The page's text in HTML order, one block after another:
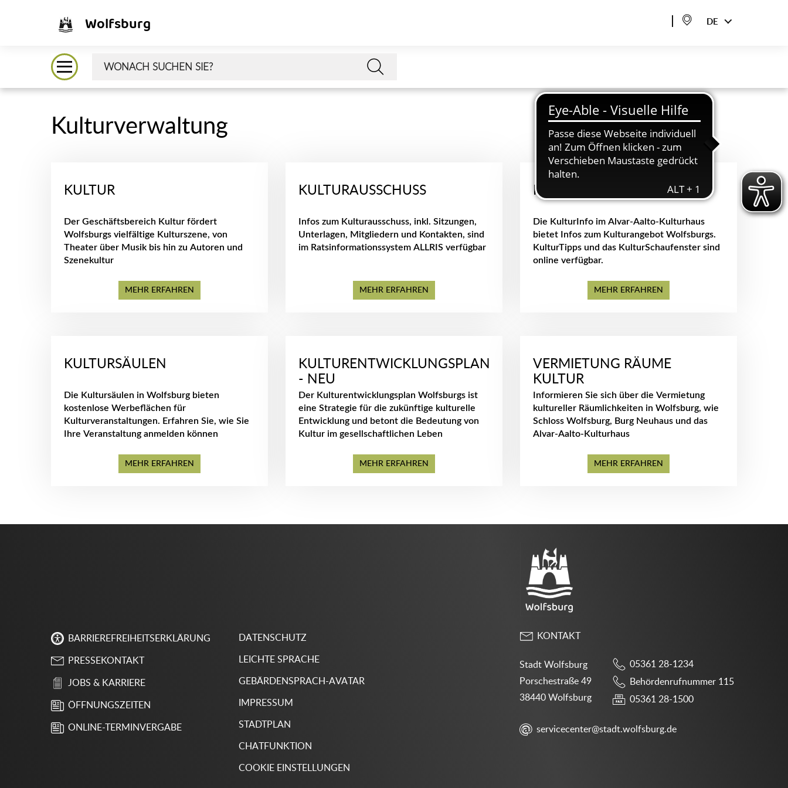
Wolfsburg DE
Kulturverwaltung
KULTUR
Der Geschäftsbereich Kultur fördert
Wolfsburgs vielfältige Kulturszene, von
Theater über Musik bis hin zu Autoren und
Szenekultur
MEHR ERFAHREN
KULTURAUSSCHUSS
Infos zum Kulturausschuss, inkl. Sitzungen,
Unterlagen, Mitgliedern und Kontakten, sind
im Ratsinformationssystem ALLRIS verfügbar
MEHR ERFAHREN
KULTURINFO
Die KulturInfo im Alvar-Aalto-Kulturhaus
bietet Infos zum Kulturangebot Wolfsburgs.
KulturTipps und das KulturSchaufenster sind
online verfügbar.
MEHR ERFAHREN
KULTURSÄULEN
Die Kultursäulen in Wolfsburg bieten
kostenlose Werbeflächen für
Kulturveranstaltungen. Erfahren Sie, wie Sie
Ihre Veranstaltung anmelden können
MEHR ERFAHREN
KULTURENTWICKLUNGSPLAN
- NEU
Der Kulturentwicklungsplan Wolfsburgs ist
eine Strategie für die zukünftige kulturelle
Entwicklung und betont die Bedeutung von
Kultur im gesellschaftlichen Leben
MEHR ERFAHREN
VERMIETUNG RÄUME
KULTUR
Informieren Sie sich über die Vermietung
kultureller Räumlichkeiten in Wolfsburg, wie
Schloss Wolfsburg, Burg Neuhaus und das
Alvar-Aalto-Kulturhaus
MEHR ERFAHREN
BARRIEREFREIHEITSERKLÄRUNG
PRESSEKONTAKT
JOBS & KARRIERE
ÖFFNUNGSZEITEN
ONLINE-TERMINVERGABE
DATENSCHUTZ
LEICHTE SPRACHE
GEBÄRDENSPRACH-AVATAR
IMPRESSUM
STADTPLAN
CHATFUNKTION
COOKIE EINSTELLUNGEN
KONTAKT
Stadt Wolfsburg
Porschestraße 49
38440 Wolfsburg
05361 28-1234
Behördenrufnummer 115
05361 28-1500
servicecenter@stadt.wolfsburg.de